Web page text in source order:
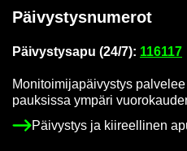
Päi­vys­tys­nu­me­rot
Päi­vys­tys­a­pu (24/7): 116117
Mo­ni­toi­mi­ja­päi­vys­tys
pauk­sis­sa ym­pä­ri
Päi­vys­tys ja kii­reel­li­nen